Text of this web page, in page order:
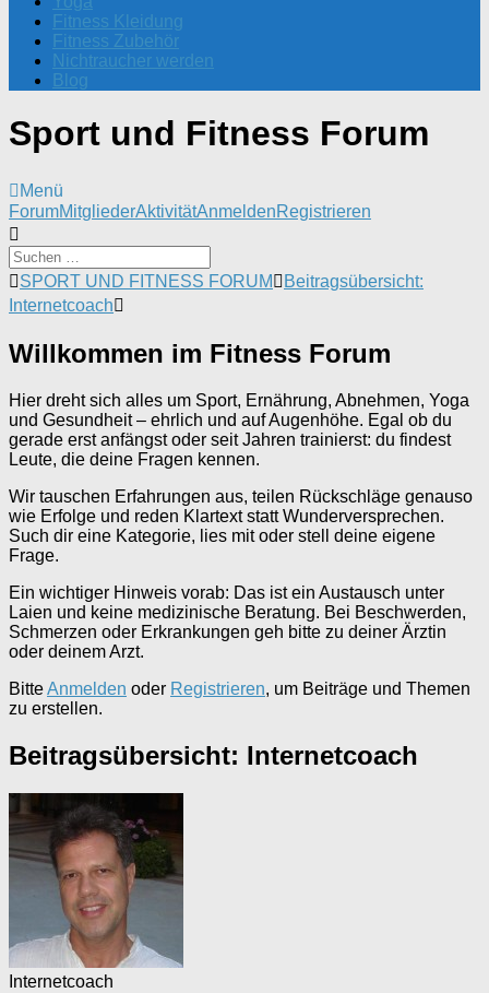
Fitness Kleidung
Fitness Zubehör
Nichtraucher werden
Blog
Sport und Fitness Forum
Menü
Forum-
Navigation
ForumMitgliederAktivitätAnmeldenRegistrieren
Forum-
Breadcrumbs
-
bist
SPORT UND FITNESS FORUM
Beitragsübersicht:
Internetcoach
Willkommen im Fitness Forum
Hier dreht sich alles um Sport, Ernährung, Abnehmen, Yoga
und Gesundheit – ehrlich und auf Augenhöhe. Egal ob du
gerade erst anfängst oder seit Jahren trainierst: du findest
Leute, die deine Fragen kennen.
Wir tauschen Erfahrungen aus, teilen Rückschläge genauso
wie Erfolge und reden Klartext statt Wunderversprechen.
Such dir eine Kategorie, lies mit oder stell deine eigene
Frage.
Ein wichtiger Hinweis vorab: Das ist ein Austausch unter
Laien und keine medizinische Beratung. Bei Beschwerden,
Schmerzen oder Erkrankungen geh bitte zu deiner Ärztin
oder deinem Arzt.
BitteAnmelden oder Registrieren, um Beiträge und Themen
zu erstellen.
Beitragsübersicht: Internetcoach
Internetcoach